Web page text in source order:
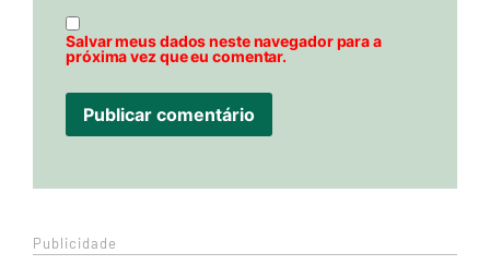
Salvar meus dados neste navegador para a
próxima vez que eu comentar.
Publicidade